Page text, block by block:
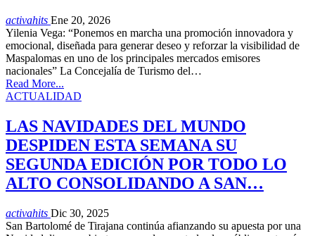
activahits Ene 20, 2026
Yilenia Vega: “Ponemos en marcha una promoción innovadora y
emocional, diseñada para generar deseo y reforzar la visibilidad de
Maspalomas en uno de los principales mercados emisores
nacionales” La Concejalía de Turismo del…
Read More...
ACTUALIDAD
LAS NAVIDADES DEL MUNDO
DESPIDEN ESTA SEMANA SU
SEGUNDA EDICIÓN POR TODO LO
ALTO CONSOLIDANDO A SAN…
activahits Dic 30, 2025
San Bartolomé de Tirajana continúa afianzando su apuesta por una